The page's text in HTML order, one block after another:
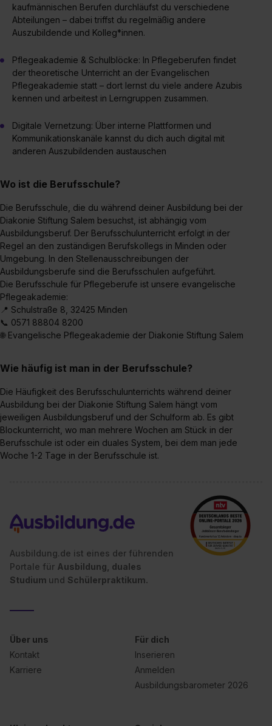
kaufmännischen Berufen durchläufst du verschiedene
Abteilungen – dabei triffst du regelmäßig andere
Auszubildende und Kolleg*innen.
Pflegeakademie & Schulblöcke: In Pflegeberufen findet
der theoretische Unterricht an der Evangelischen
Pflegeakademie statt – dort lernst du viele andere Azubis
kennen und arbeitest in Lerngruppen zusammen.
Digitale Vernetzung: Über interne Plattformen und
Kommunikationskanäle kannst du dich auch digital mit
anderen Auszubildenden austauschen
Wo ist die Berufsschule?
Die Berufsschule, die du während deiner Ausbildung bei der
Diakonie Stiftung Salem besuchst, ist abhängig vom
Ausbildungsberuf. Der Berufsschulunterricht erfolgt in der
Regel an den zuständigen Berufskollegs in Minden oder
Umgebung. In den Stellenausschreibungen der
Ausbildungsberufe sind die Berufsschulen aufgeführt.
Die Berufsschule für Pflegeberufe ist unsere evangelische
Pflegeakademie:
📍 Schulstraße 8, 32425 Minden
📞 0571 88804 8200
🌐 Evangelische Pflegeakademie der Diakonie Stiftung Salem
Wie häufig ist man in der Berufsschule?
Die Häufigkeit des Berufsschulunterrichts während deiner
Ausbildung bei der Diakonie Stiftung Salem hängt vom
jeweiligen Ausbildungsberuf und der Schulform ab. Es gibt
Blockunterricht, wo man mehrere Wochen am Stück in der
Berufsschule ist oder ein duales System, bei dem man jede
Woche 1-2 Tage in der Berufsschule ist.
Ausbildung.de ist eines der führenden
Portale für Ausbildung, duales
Studium und Schülerpraktikum.
Über uns
Kontakt
Karriere
Für dich
Inserieren
Anmelden
Ausbildungsbarometer 2026